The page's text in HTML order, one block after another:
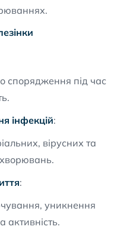
спорядження під час
інфекцій:
вірусних та
:
уникнення
активність.